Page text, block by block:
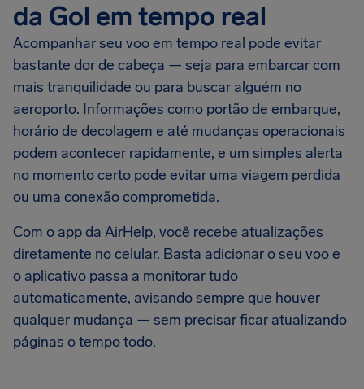
da Gol em tempo real
Acompanhar seu voo em tempo real pode evitar
bastante dor de cabeça — seja para embarcar com
mais tranquilidade ou para buscar alguém no
aeroporto. Informações como portão de embarque,
horário de decolagem e até mudanças operacionais
podem acontecer rapidamente, e um simples alerta
no momento certo pode evitar uma viagem perdida
ou uma conexão comprometida.
Com o app da AirHelp, você recebe atualizações
diretamente no celular. Basta adicionar o seu voo e
o aplicativo passa a monitorar tudo
automaticamente, avisando sempre que houver
qualquer mudança — sem precisar ficar atualizando
páginas o tempo todo.